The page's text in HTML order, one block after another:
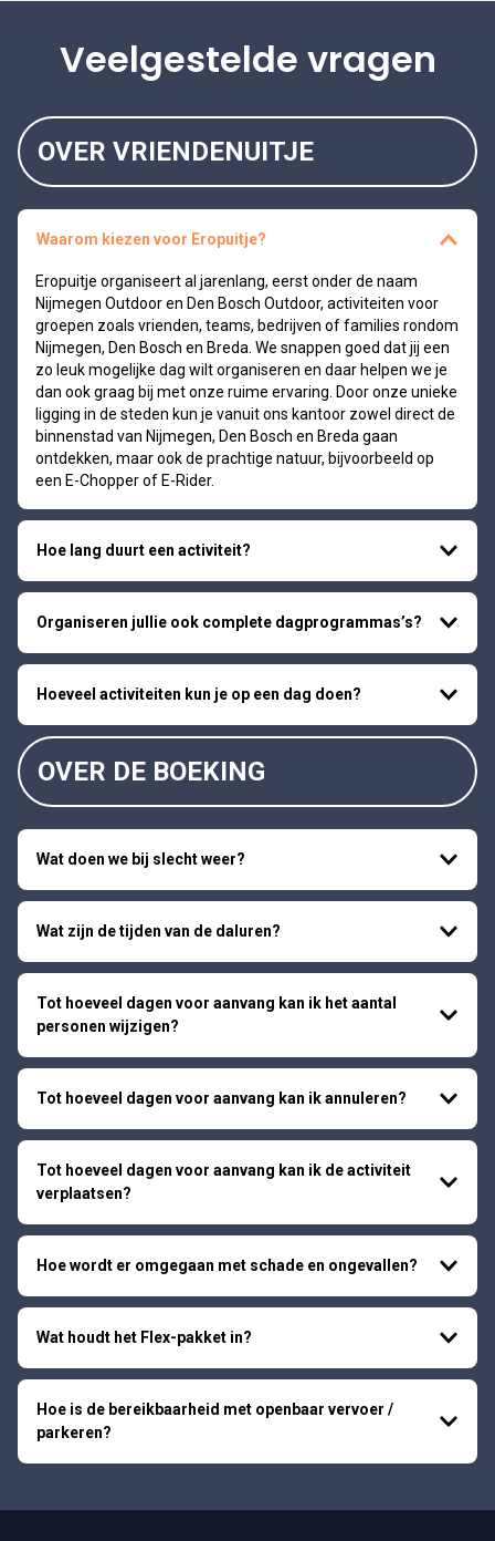
Veelgestelde vragen
OVER VRIENDENUITJE
Waarom kiezen voor Eropuitje?
Eropuitje organiseert al jarenlang, eerst onder de naam
Nijmegen Outdoor en Den Bosch Outdoor, activiteiten voor
groepen zoals vrienden, teams, bedrijven of families rondom
Nijmegen, Den Bosch en Breda. We snappen goed dat jij een
zo leuk mogelijke dag wilt organiseren en daar helpen we je
dan ook graag bij met onze ruime ervaring. Door onze unieke
ligging in de steden kun je vanuit ons kantoor zowel direct de
binnenstad van Nijmegen, Den Bosch en Breda gaan
ontdekken, maar ook de prachtige natuur, bijvoorbeeld op
een E-Chopper of E-Rider.
Hoe lang duurt een activiteit?
Organiseren jullie ook complete dagprogrammas’s?
Hoeveel activiteiten kun je op een dag doen?
OVER DE BOEKING
Wat doen we bij slecht weer?
Wat zijn de tijden van de daluren?
Tot hoeveel dagen voor aanvang kan ik het aantal
personen wijzigen?
Tot hoeveel dagen voor aanvang kan ik annuleren?
Tot hoeveel dagen voor aanvang kan ik de activiteit
verplaatsen?
Hoe wordt er omgegaan met schade en ongevallen?
Wat houdt het Flex-pakket in?
Hoe is de bereikbaarheid met openbaar vervoer /
parkeren?